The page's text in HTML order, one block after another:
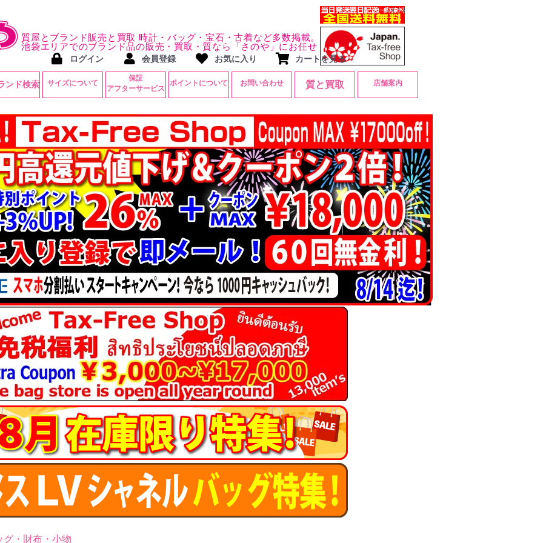
質屋とブランド販売と買取 時計・バッグ・宝石・古着など多数掲載。
池袋エリアでのブランド品の販売・買取・質なら「さのや」にお任せ
ログイン 会員登録 お気に入り カートを見る
ンド検索 サイズについて
保証
アフターサービス
ポイントについて お問い合わせ 質と買取 店舗案内
グ・財布・小物